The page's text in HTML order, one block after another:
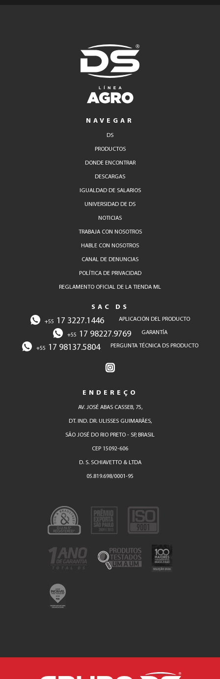
NAVEGAR
DS
PRODUCTOS
DONDE ENCONTRAR
DESCARGAS
IGUALDAD DE SALARIOS
UNIVERSIDAD DE DS
NOTICIAS
TRABAJA CON NOSOTROS
HABLE CON NOSOTROS
CANAL DE DENUNCIAS
POLÍTICA DE PRIVACIDAD
REGLAMENTO OFICIAL DE LA TIENDA ML
SAC DS
+55 17 3227.1446 APLICACIÓN DEL PRODUCTO
+55 17 98227.9769 GARANTÍA
+55 17 98137.5804 PERGUNTA TÉCNICA DS PRODUCTO
ENDEREÇO
AV. JOSÉ ABAS CASSEB, 75,
DT. IND. DR. ULISSES GUIMARÃES,
SÃO JOSÉ DO RIO PRETO - SP, BRASIL
CEP 15092-606
D. S. SCHIAVETTO & LTDA
05.819.698/0001-95